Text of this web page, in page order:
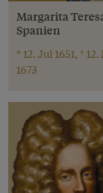
Margarita
Spanien
* 12. Jul 1651, †
1673